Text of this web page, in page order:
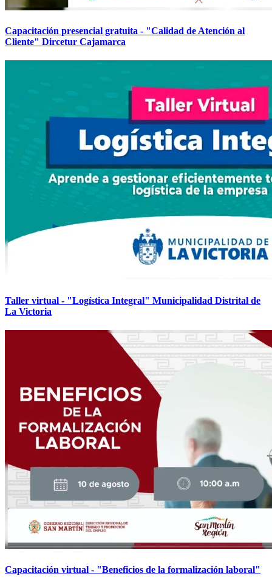
Capacitación presencial gratuita - "Calidad de Atención al
Cliente" Dircetur Cajamarca
Taller virtual - "Logística Integral" Municipalidad Distrital de
La Victoria
Capacitación virtual - "Beneficios de la formalización laboral"